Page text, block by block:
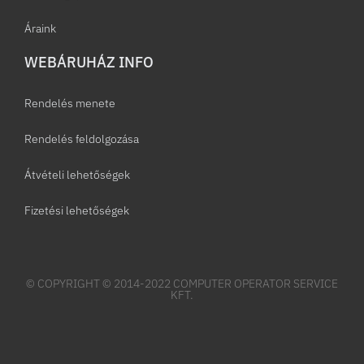
Áraink
WEBÁRUHÁZ INFO
Rendelés menete
Rendelés feldolgozása
Átvételi lehetőségek
Fizetési lehetőségek
© COPYRIGHT © 2014-2022 COMPUTER OPERATOR SERVICE
KFT.